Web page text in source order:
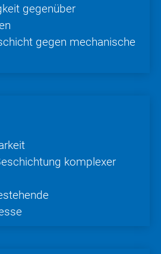
gegenüber
gegen mechanische
komplexer